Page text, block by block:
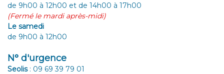
de 9h00 à 12h00 et de 14h00 à 17h00
(Fermé le mardi après-midi)
Le samedi
de 9h00 à 12h00
N° d'urgence
Seolis: 09 69 39 79 01